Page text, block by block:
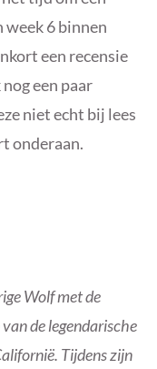
week 6 binnen
een recensie
een paar
niet echt bij lees
onderaan.
Wolf met de
de legendarische
Tijdens zijn